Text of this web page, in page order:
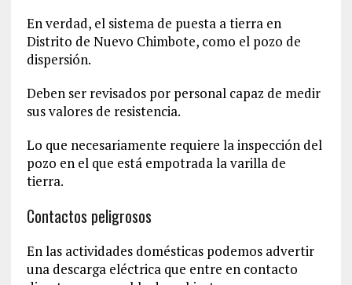
En verdad, el sistema de puesta a tierra en
Distrito de Nuevo Chimbote, como el pozo de
dispersión.
Deben ser revisados por personal capaz de medir
sus valores de resistencia.
Lo que necesariamente requiere la inspección del
pozo en el que está empotrada la varilla de
tierra.
Contactos peligrosos
En las actividades domésticas podemos advertir
una descarga eléctrica que entre en contacto